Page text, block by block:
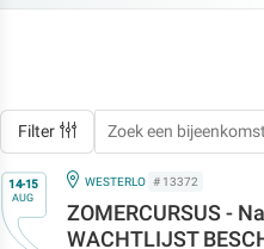
Filter
Op14-15
AUG
IN
WESTERLO # 13372
ZOMERCURSUS -
WACHTLIJST